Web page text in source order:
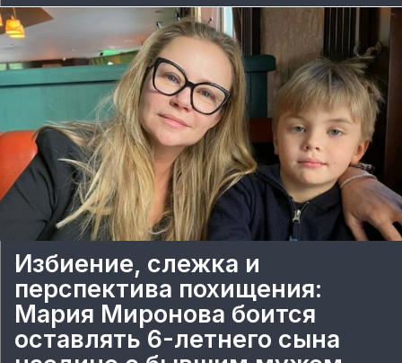
Избиение, слежка и
перспектива похищения:
Мария Миронова боится
оставлять 6-летнего сына